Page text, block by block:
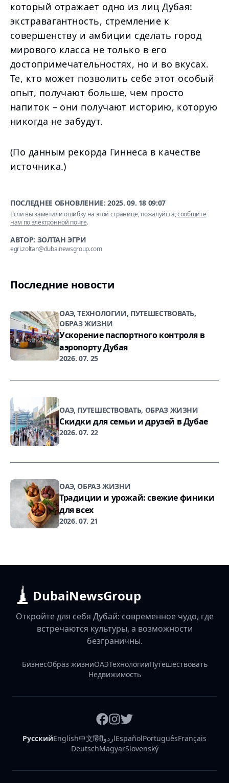
который отражает одно из лиц Дубая:
экстравагантность, стремление к
совершенству и амбиции сделать город
мирового класса не только в его
достопримечательностях, но и во вкусах.
Те, кто может позволить себе этот особый
опыт, получают больше, чем просто
напиток – они получают историю, которую
никогда не забудут.
(По данным рекорда Гиннеса в качестве
источника.)
ПОСЛЕДНЕЕ ОБНОВЛЕНИЕ:2025. 09. 18 09:07
Если вы заметили ошибку на этой странице, пожалуйста,сообщите
нам по электронной почте.
АВТОР: ЗОЛТАН ЭГРИ
egri.zoltan@dubainewsgroup.com
Последние новости
ОАЭ, ТЕХНОЛОГИИ, ПУТЕШЕСТВОВАТЬ,
ОБРАЗ ЖИЗНИ
Ускорение паспортного контроля в
аэропорту Дубая
2026. 07. 25
ОАЭ, ПУТЕШЕСТВОВАТЬ, ОБРАЗ ЖИЗНИ
Скидки для семьи и друзей в Дубае
2026. 07. 22
ОАЭ, ОБРАЗ ЖИЗНИ
Традиции и урожай: свежие финики
для всех
2026. 07. 21
DubaiNewsGroup
Откройте для себя Дубай: современное чудо, где
встречаются культуры, а возможности
безграничны.
БизнесОбраз жизниОАЭТехнологииПутешествовать
Недвижимость
РусскийEnglish中文हिंदीاردوEspañolPortuguêsFrançais
DeutschMagyarSlovenský